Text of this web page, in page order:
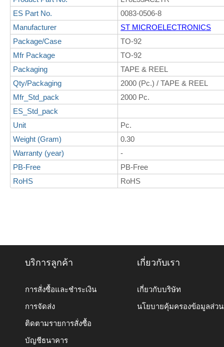
ES Part No.
0083-0506-8
Manufacturer
ST MICROELECTRONICS
Package/Case
TO-92
Mfr Package
TO-92
Packaging
TAPE & REEL
Qty/Packaging
2000 (Pc.) / TAPE & REEL
Mfr_Std_pack
2000 Pc.
ES_Std_pack
Unit
Pc.
Weight (Gram)
0.30
Warranty (year)
-
PB-Free
PB-Free
RoHS
RoHS
บริการลูกค้า
การสั่งซื้อและชำระเงิน
การจัดส่ง
ติดตามรายการสั่งซื้อ
บัญชีธนาคาร
เกี่ยวกับเรา
เกี่ยวกับบริษัท
นโยบายคุ้มครองข้อมูลส่ว